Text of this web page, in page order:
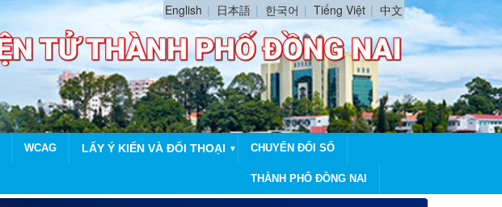
English 日本語 한국어 Tiếng Việt 中文
WCAG LẤY Ý KIẾN VÀ ĐỐI THOẠI ▼ CHUYỂN ĐỔI SỐ
THÀNH PHỐ ĐỒNG NAI